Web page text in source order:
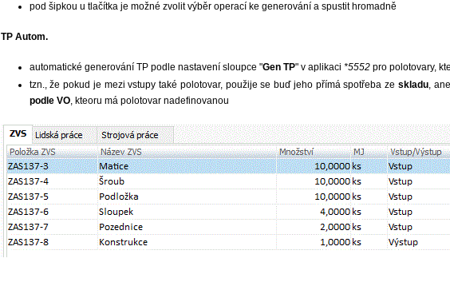
pod šipkou u tlačítka je možné zvolit výběr operací ke generování a spustit hromadně
TP Autom.
automatické generování TP podle nastavení sloupce "Gen TP" v aplikaci *5552pro polotovary,
tzn., že pokud je mezi vstupy také polotovar, použije se buď jeho přímá spotřeba ze skladu,
podle VO, kteoru má polotovar nadefinovanou